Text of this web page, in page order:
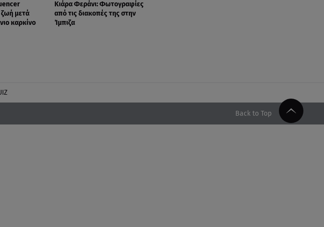
μετά
καρκίνο
Κιάρα Φεράνι: Φωτογραφίες
από τις διακοπές της στην
Ίμπιζα
Back to Top